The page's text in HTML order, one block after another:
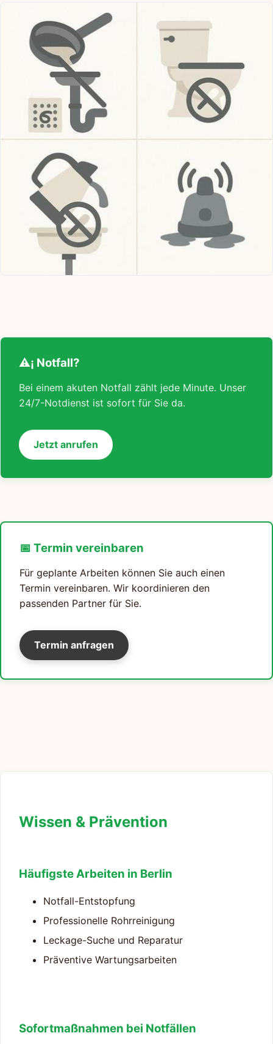
⚠¡ Notfall?
Bei einem akuten Notfall zählt jede Minute. Unser
24/7-Notdienst ist sofort für Sie da.
Jetzt anrufen
📅 Termin vereinbaren
Für geplante Arbeiten können Sie auch einen
Termin vereinbaren. Wir koordinieren den
passenden Partner für Sie.
Termin anfragen
Wissen & Prävention
Häufigste Arbeiten in Berlin
Notfall-Entstopfung
Professionelle Rohrreinigung
Leckage-Suche und Reparatur
Präventive Wartungsarbeiten
Sofortmaßnahmen bei Notfällen